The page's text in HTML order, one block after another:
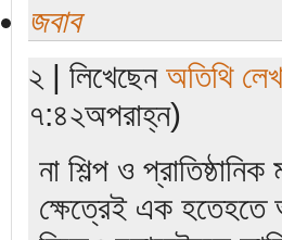
জবাব
২ | লিখেছেন অতিথি
৭:৪২অপরাহ্ন)
না শিল্প ও
ক্ষেত্রেই এক